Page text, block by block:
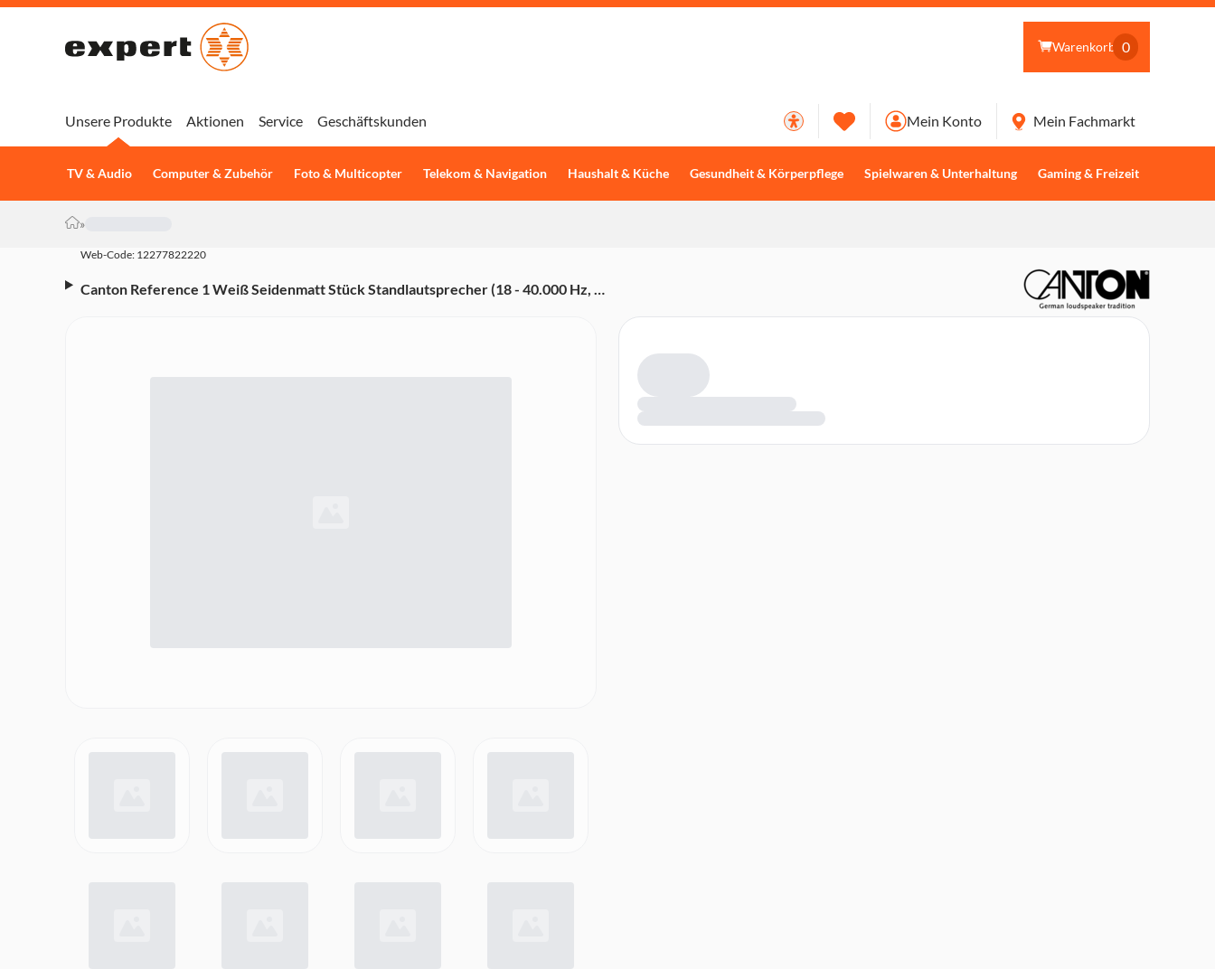
Warenkorb 0
Unsere Produkte
TV & Audio Computer & Zubehör Foto & Multicopter Telekom & Navigation Haushalt & Küche Gesundheit & Körperpflege Spielwaren & Unterhaltung Gaming & Freizeit
Aktionen Service Geschäftskunden Mein Konto Mein Fachmarkt
»
Web-Code: 12277822220
Canton Reference 1 Weiß Seidenmatt Stück Standlautsprecher (18 - 40.000 Hz, 4-